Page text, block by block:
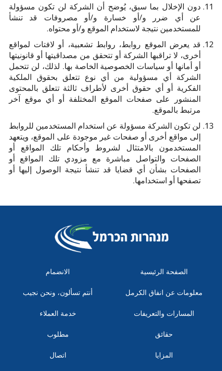
دون الإخلال بما سبق، يُوضح أن الشركة لن تكون مسؤولة
عن أي ضرر و/أو خسارة و/أو مصروفات قد تنشأ
للمستخدمين نتيجة لاستخدام الموقع و/أو محتواه.
قد يعرض الموقع روابط، روابط تشعبية، أو لافتات لمواقع
أخرى، لا تراقبها الشركة أو تتحقق من مصداقيتها أو قانونيتها
أو أمانها أو سياسات الخصوصية الخاصة بها. لذلك، لن تتحمل
الشركة أي مسؤولية من أي نوع تتعلق بحقوق الملكية
الفكرية أو أي حقوق أخرى لأطراف ثالثة تتعلق بالمحتوى
المنشور على صفحات الموقع المختلفة أو أي موقع آخر
مرتبط بالموقع.
لن تكون الشركة مسؤولة عن استخدام المستخدمين للروابط
إلى مواقع أخرى أو صفحات غير موجودة على الموقع، ويتعهد
المستخدمون بالامتثال لشروط وأحكام تلك المواقع أو
الصفحات والتواصل مباشرة مع مزودي تلك المواقع أو
الصفحات بشأن أي قضايا قد تنشأ نتيجة الوصول إليها أو
تصفحها أو استخدامها.
الصفحة الرئيسية
معلومات عن انفاق الكرمل
المسارات والتعريفات
حقائق
المزايا
الانضمام
أنتم تسألون، ونحن نجيب
خدمة العملاء
مطلوب
اتصال